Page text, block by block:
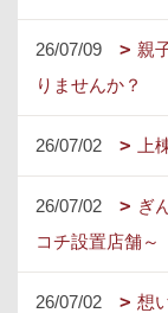
26/07/09
親
りませんか？
26/07/02 上
26/07/02
ぎ
コチ設置店舗～
26/07/02 想